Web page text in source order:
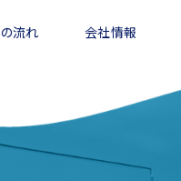
流れ 会社情報